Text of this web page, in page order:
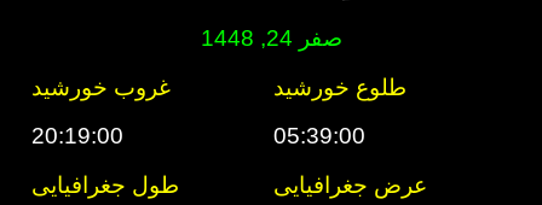
صفر 24, 1448
طلوع خورشید
غروب خورشید
05:39:00
20:19:00
عرض جغرافیایی
طول جغرافیایی